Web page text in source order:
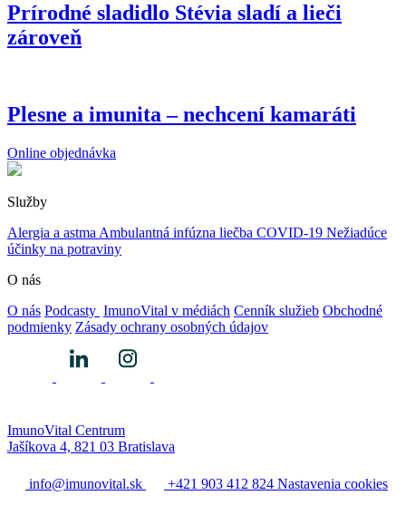
Prírodné sladidlo Stévia sladí a lieči
zároveň
Plesne a imunita – nechcení kamaráti
Online objednávka
Služby
Alergia a astma Ambulantná infúzna liečba COVID-19 Nežiadúce
účinky na potraviny
O nás
O nás Podcasty ImunoVital v médiách Cenník služieb Obchodné
podmienky Zásady ochrany osobných údajov
ImunoVital Centrum
Jašíkova 4, 821 03 Bratislava
info@imunovital.sk +421 903 412 824 Nastavenia cookies